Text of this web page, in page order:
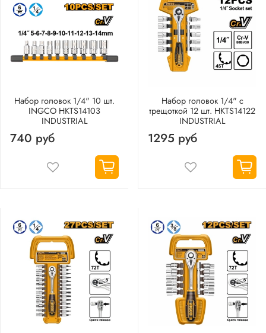
Набор головок 1/4" 10 шт.
INGCO HKTS14103
INDUSTRIAL
740 руб
Набор головок 1/4" с
трещоткой 12 шт. HKTS14122
INDUSTRIAL
1295 руб